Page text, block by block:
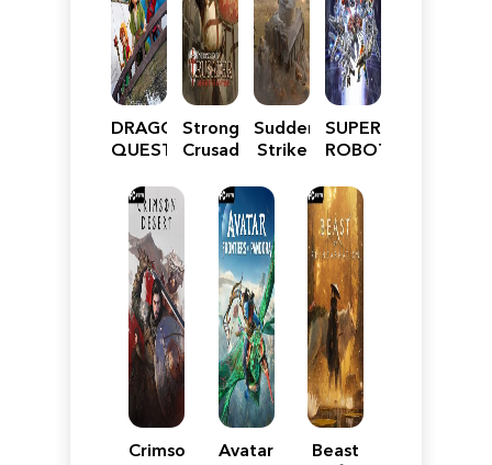
DRAGON
QUEST
Reimagined
Stronghold
Crusader:
Edition
Sudden
Strike
SUPER
ROBOT
Y
Crimson
Avatar:
Beast